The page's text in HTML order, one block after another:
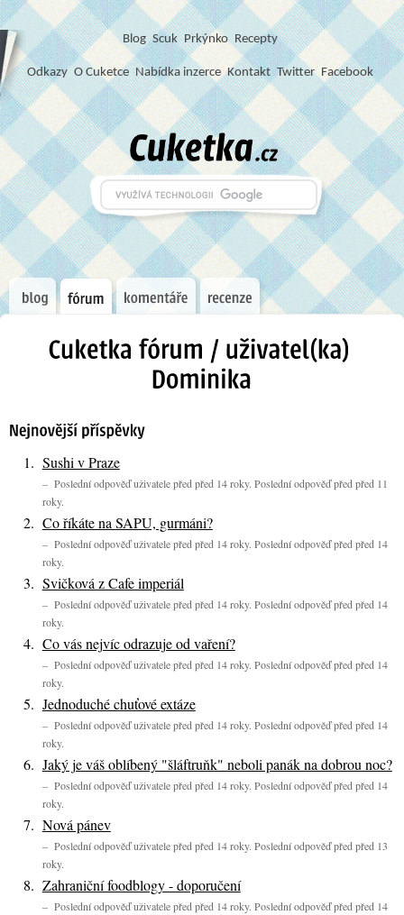
Blog Scuk Prkýnko Recepty
Odkazy O Cuketce Nabídka inzerce Kontakt Twitter Facebook
Sushi v Praze
– Poslední odpověď uživatele před před 14 roky. Poslední odpověď před před 11
roky.
Co říkáte na SAPU, gurmáni?
– Poslední odpověď uživatele před před 14 roky. Poslední odpověď před před 14
roky.
Svičková z Cafe imperiál
– Poslední odpověď uživatele před před 14 roky. Poslední odpověď před před 14
roky.
Co vás nejvíc odrazuje od vaření?
– Poslední odpověď uživatele před před 14 roky. Poslední odpověď před před 14
roky.
Jednoduché chuťové extáze
– Poslední odpověď uživatele před před 14 roky. Poslední odpověď před před 14
roky.
Jaký je váš oblíbený "šláftruňk" neboli panák na dobrou noc?
– Poslední odpověď uživatele před před 14 roky. Poslední odpověď před před 14
roky.
Nová pánev
– Poslední odpověď uživatele před před 14 roky. Poslední odpověď před před 13
roky.
Zahraniční foodblogy - doporučení
– Poslední odpověď uživatele před před 14 roky. Poslední odpověď před před 14